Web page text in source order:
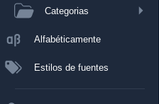
Categorias
Alfabéticamente
Estilos de fuentes